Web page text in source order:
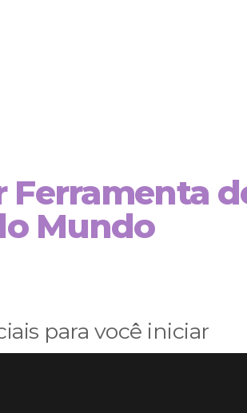
Mundo
para você iniciar